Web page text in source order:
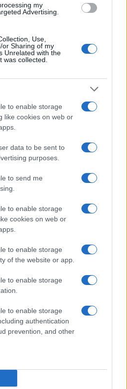
my
Advertising.
Use,
or Sharing of my
Unrelated with the
was collected.
to enable storage
like cookies on web or
data to be sent to
purposes.
to send me
to enable storage
cookies on web or
to enable storage
of the website or app.
to enable storage
to enable storage
authentication
prevention, and other
$100,000,000,000,000.00
$0.032
$0.022
$0.0085